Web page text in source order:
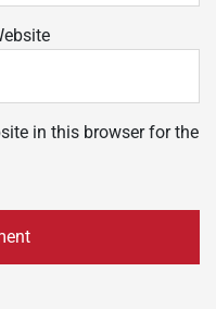
in this browser for the